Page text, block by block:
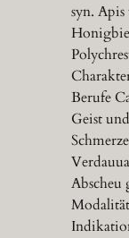
syn.
Berufe
Geist
Abscheu